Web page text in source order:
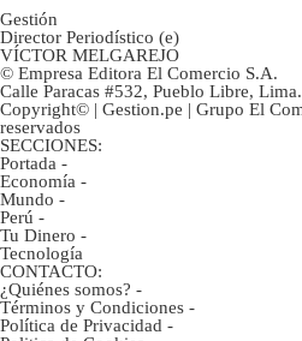
Gestión
Director Periodístico (e)
VÍCTOR MELGAREJO
© Empresa Editora El Comercio S.A.
Calle Paracas #532, Pueblo Libre, Lima.
Copyright© | Gestion.pe | Grupo El
reservados
SECCIONES:
Portada -
Economía -
Mundo -
Perú -
Tu Dinero -
Tecnología
CONTACTO:
¿Quiénes somos? -
Términos y Condiciones -
Política de Privacidad -